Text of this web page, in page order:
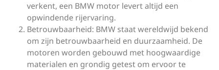
verkent, een BMW motor levert altijd een
opwindende rijervaring.
Betrouwbaarheid: BMW staat wereldwijd bekend
om zijn betrouwbaarheid en duurzaamheid. De
motoren worden gebouwd met hoogwaardige
materialen en grondig getest om ervoor te